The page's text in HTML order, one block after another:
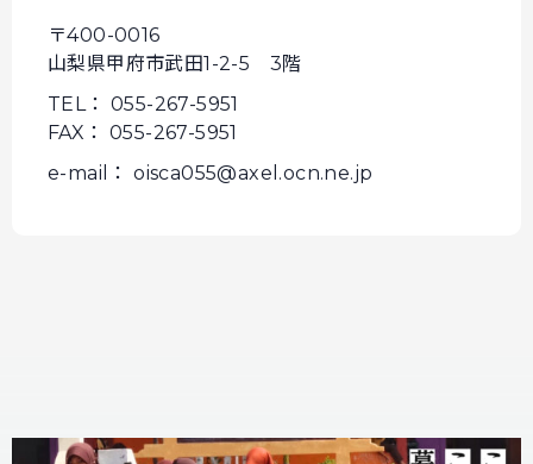
〒400-0016
山梨県甲府市武田1-2-5 3階
TEL： 055-267-5951
FAX： 055-267-5951
e-mail： oisca055@axel.ocn.ne.jp